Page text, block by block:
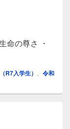
命の尊さ ・
R7入学生）
令和